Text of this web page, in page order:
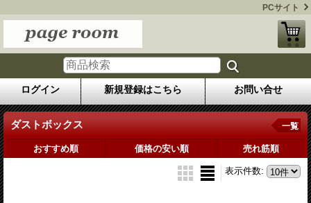
PCサイト
ログイン 新規登録はこちら お問い合せ
ダストボックス 一覧
おすすめ順 価格の安い順 売れ筋順
表示件数: